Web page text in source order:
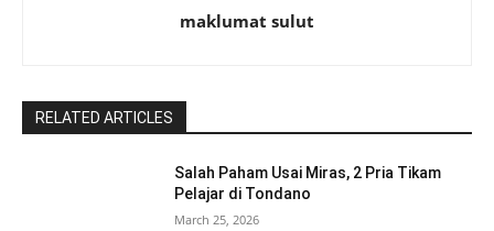
maklumat sulut
RELATED ARTICLES
Salah Paham Usai Miras, 2 Pria Tikam
Pelajar di Tondano
March 25, 2026